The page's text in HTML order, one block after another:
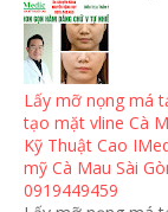
Lấy mỡ nọng má
tạo mặt vline Cà
Kỹ Thuật Cao
mỹ Cà Mau Sài
0919449459